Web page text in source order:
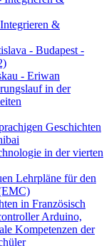
&
- Budapest -
- Eriwan
in der
Geschichten
in der vierten
Lehrpläne für den
in Französisch
Arduino,
Kompetenzen der